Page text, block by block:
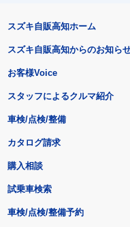
スズキ自販高知ホーム
スズキ自販高知からのお知ら
お客様Voice
スタッフによるクルマ紹介
車検/点検/整備
カタログ請求
購入相談
試乗車検索
車検/点検/整備予約